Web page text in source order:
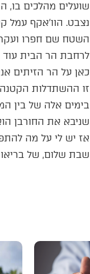
שועלים מהלכים בו,
נצבט. הוו’אקף עמל
השטח שם חפרו
לרחבת הר הבית עוד
כאן על הר הזיתים
זו ההשתדלות
בימים אלה של בין
שניבא את החורבן
אז יש לי על מה
שבת שלום, של